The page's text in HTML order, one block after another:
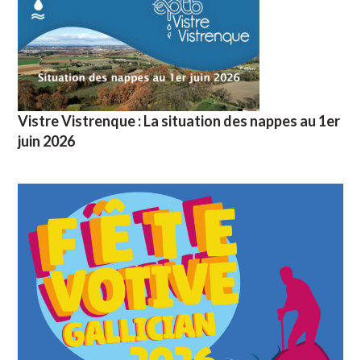
Vistre Vistrenque : La situation des nappes au 1er
juin 2026